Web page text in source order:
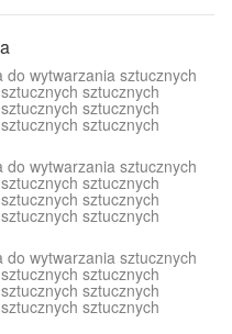
do wytwarzania sztucznych
sztucznych
sztucznych
sztucznych
do wytwarzania sztucznych
sztucznych
sztucznych
sztucznych
do wytwarzania sztucznych
sztucznych
sztucznych
sztucznych